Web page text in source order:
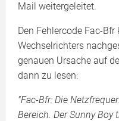
Mail weitergeleitet.
Den Fehlercode Fac-
Wechselrichters
genauen Ursache auf
dann zu lesen:
"Fac-Bfr: Die
Bereich. Der Sunny Boy